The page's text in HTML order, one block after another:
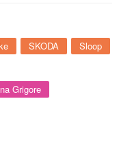
SKODA Sloop
Grigore